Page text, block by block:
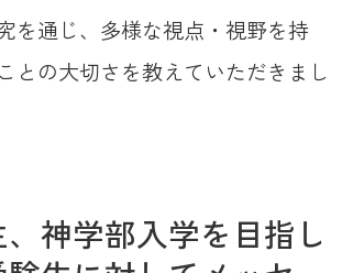
を通じ、多様な視点・視野を持
との大切さを教えていただきまし
神学部入学を目指し